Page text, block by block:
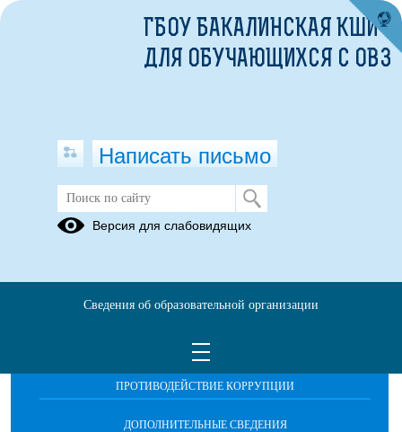
Публикации за Июнь 2026
ОБРАЩЕНИЯ ГРАЖДАН
ПРОТИВОДЕЙСТВИЕ КОРРУПЦИИ
ДОПОЛНИТЕЛЬНЫЕ СВЕДЕНИЯ
ГБОУ БАКАЛИНСКАЯ КШИ
ДЛЯ ОБУЧАЮЩИХСЯ С ОВЗ
Написать письмо
Версия для слабовидящих
Сведения об образовательной организации